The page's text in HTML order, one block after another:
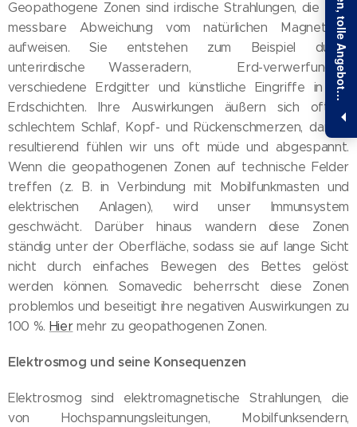
Geopathogene Zonen sind irdische Strahlungen, die eine
messbare Abweichung vom natürlichen Magnetfeld
aufweisen. Sie entstehen zum Beispiel durch
unterirdische Wasseradern, Erd-verwerfungen,
verschiedene Erdgitter und künstliche Eingriffe in die
Erdschichten. Ihre Auswirkungen äußern sich oft in
schlechtem Schlaf, Kopf- und Rückenschmerzen, daraus
resultierend fühlen wir uns oft müde und abgespannt.
Wenn die geopathogenen Zonen auf technische Felder
treffen (z. B. in Verbindung mit Mobilfunkmasten und
elektrischen Anlagen), wird unser Immunsystem
geschwächt. Darüber hinaus wandern diese Zonen
ständig unter der Oberfläche, sodass sie auf lange Sicht
nicht durch einfaches Bewegen des Bettes gelöst
werden können. Somavedic beherrscht diese Zonen
problemlos und beseitigt ihre negativen Auswirkungen zu
100 %. Hiermehr zu geopathogenen Zonen.
Elektrosmog und seine Konsequenzen
Elektrosmog sind elektromagnetische Strahlungen, die
von Hochspannungsleitungen, Mobilfunksendern,
e
!